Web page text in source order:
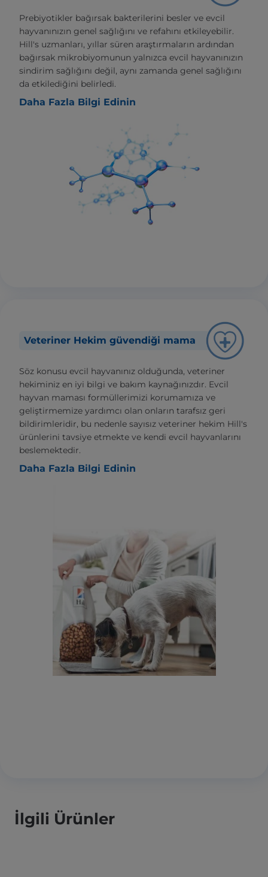
Prebiyotikler bağırsak bakterilerini besler ve evcil
hayvanınızın genel sağlığını ve refahını etkileyebilir.
Hill's uzmanları, yıllar süren araştırmaların ardından
bağırsak mikrobiyomunun yalnızca evcil hayvanınızın
sindirim sağlığını değil, aynı zamanda genel sağlığını
da etkilediğini belirledi.
Daha Fazla Bilgi Edinin
Veteriner Hekim güvendiği mama
Söz konusu evcil hayvanınız olduğunda, veteriner
hekiminiz en iyi bilgi ve bakım kaynağınızdır. Evcil
hayvan maması formüllerimizi korumamıza ve
geliştirmemize yardımcı olan onların tarafsız geri
bildirimleridir, bu nedenle sayısız veteriner hekim Hill's
ürünlerini tavsiye etmekte ve kendi evcil hayvanlarını
beslemektedir.
Daha Fazla Bilgi Edinin
İlgili Ürünler